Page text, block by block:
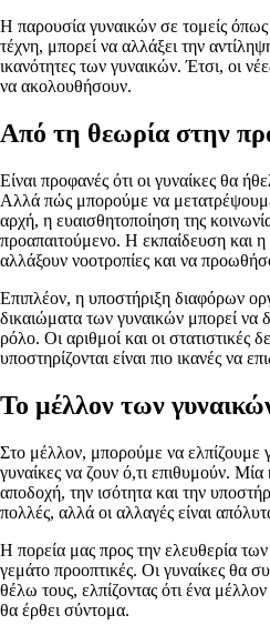
Η παρουσία γυναικών σε τομείς όπως
τέχνη, μπορεί να αλλάξει την
ικανότητες των γυναικών. Έτσι, οι
να ακολουθήσουν.
Από τη θεωρία στην
Είναι προφανές ότι οι γυναίκες θα
Αλλά πώς μπορούμε να
αρχή, η ευαισθητοποίηση της
προαπαιτούμενο. Η εκπαίδευση και
αλλάξουν νοοτροπίες και να
Επιπλέον, η υποστήριξη διαφόρων
δικαιώματα των γυναικών μπορεί να
ρόλο. Οι αριθμοί και οι στατιστικές
υποστηρίζονται είναι πιο ικανές να
Το μέλλον των
Στο μέλλον, μπορούμε να ελπίζουμε
γυναίκες να ζουν ό,τι επιθυμούν.
αποδοχή, την ισότητα και την
πολλές, αλλά οι αλλαγές είναι
Η πορεία μας προς την ελευθερία των
γεμάτο προοπτικές. Οι γυναίκες θα
θέλω τους, ελπίζοντας ότι ένα
θα έρθει σύντομα.